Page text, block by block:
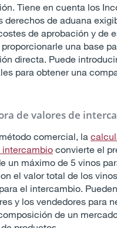
Tiene en cuenta los
derechos de aduana
de aprobación y de
una base
directa. Puede
para obtener una
de valores de
comercial, la
intercambio convierte el
un máximo de 5 vinos
el valor total de los
el intercambio.
y los vendedores para
de un